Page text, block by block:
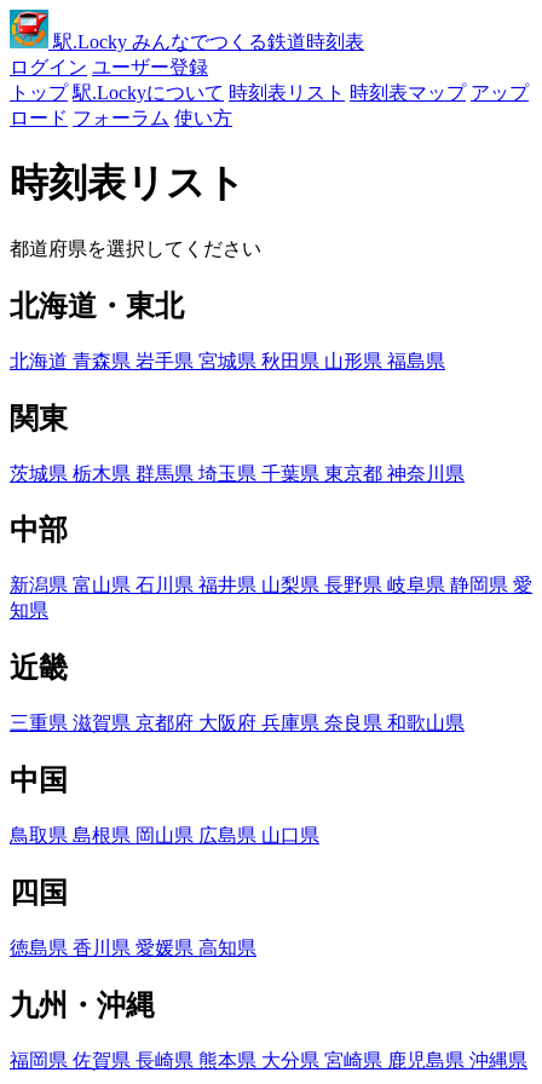
駅.Locky みんなでつくる鉄道時刻表
ログイン ユーザー登録
トップ 駅.Lockyについて 時刻表リスト 時刻表マップ アップ
ロード フォーラム 使い方
時刻表リスト
都道府県を選択してください
北海道・東北
北海道 青森県 岩手県 宮城県 秋田県 山形県 福島県
関東
茨城県 栃木県 群馬県 埼玉県 千葉県 東京都 神奈川県
中部
新潟県 富山県 石川県 福井県 山梨県 長野県 岐阜県 静岡県 愛
知県
近畿
三重県 滋賀県 京都府 大阪府 兵庫県 奈良県 和歌山県
中国
鳥取県 島根県 岡山県 広島県 山口県
四国
徳島県 香川県 愛媛県 高知県
九州・沖縄
福岡県 佐賀県 長崎県 熊本県 大分県 宮崎県 鹿児島県 沖縄県